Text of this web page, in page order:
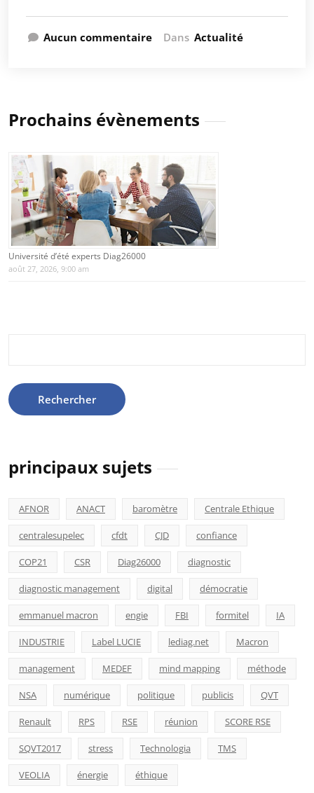
Aucun commentaire Dans Actualité
Prochains évènements
Université d’été experts Diag26000
août 27, 2026, 9:00 am
principaux sujets
AFNOR ANACT baromètre Centrale Ethique
centralesupelec cfdt CJD confiance
COP21 CSR Diag26000 diagnostic
diagnostic management digital démocratie
emmanuel macron engie FBI formitel IA
INDUSTRIE Label LUCIE lediag.net Macron
management MEDEF mind mapping méthode
NSA numérique politique publicis QVT
Renault RPS RSE réunion SCORE RSE
SQVT2017 stress Technologia TMS
VEOLIA énergie éthique